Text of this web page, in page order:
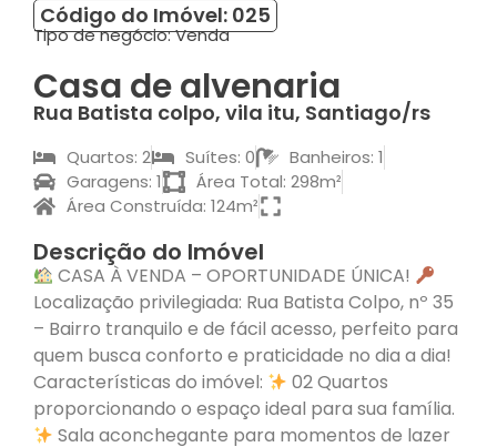
Código do Imóvel: 025
Tipo de negócio:Venda
Casa de alvenaria
Rua Batista colpo, vila itu, Santiago/rs
Quartos: 2 Suítes: 0
Banheiros: 1
Garagens: 1
Área Total: 298m²
Área Construída: 124m²
Descrição do Imóvel
CASA À VENDA – OPORTUNIDADE ÚNICA!
Localização privilegiada: Rua Batista Colpo, nº 35
– Bairro tranquilo e de fácil acesso, perfeito para
quem busca conforto e praticidade no dia a dia!
Características do imóvel:
02 Quartos
proporcionando o espaço ideal para sua família.
Sala aconchegante para momentos de lazer